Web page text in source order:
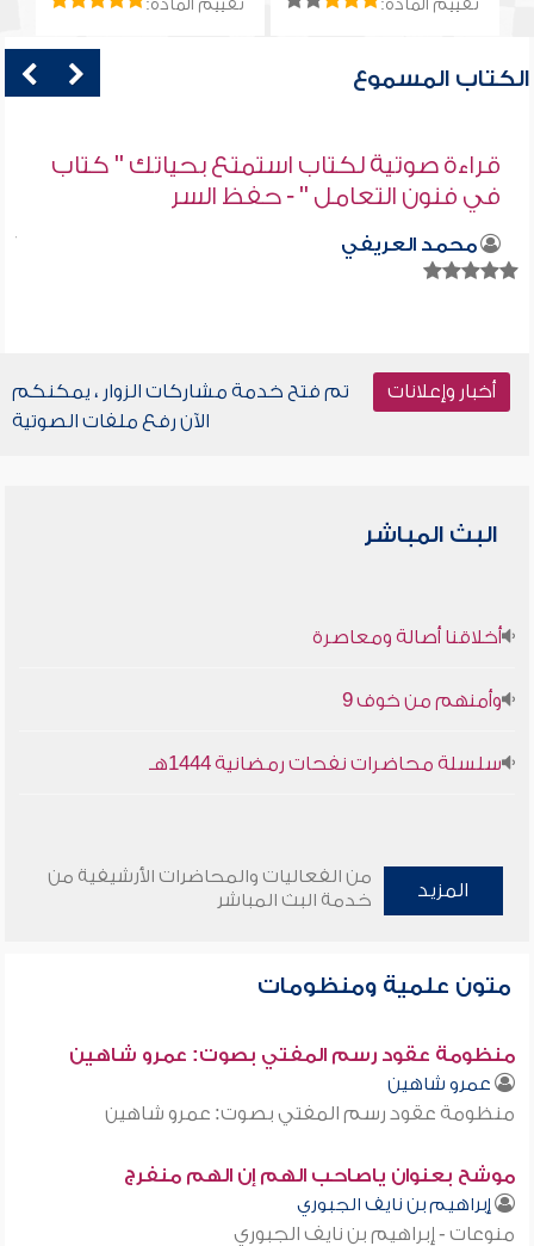
تقييم المادة: تقييم المادة:
الكتاب المسموع
قراءة صوتية لكتاب استمتع بحياتك " كتاب
في فنون التعامل " - حفظ السر
محمد العريفي
أخبار وإعلانات
تم فتح خدمة مشاركات الزوار ، يمكنكم
الآن رفع ملفات الصوتية
البث المباشر
أخلاقنا أصالة ومعاصرة
وأمنهم من خوف 9
سلسلة محاضرات نفحات رمضانية 1444هـ
المزيد
من الفعاليات والمحاضرات الأرشيفية من
خدمة البث المباشر
متون علمية ومنظومات
منظومة عقود رسم المفتي بصوت: عمرو شاهين
عمرو شاهين
منظومة عقود رسم المفتي بصوت: عمرو شاهين
موشح بعنوان ياصاحب الهم إن الهم منفرج
إبراهيم بن نايف الجبوري
منوعات - إبراهيم بن نايف الجبوري